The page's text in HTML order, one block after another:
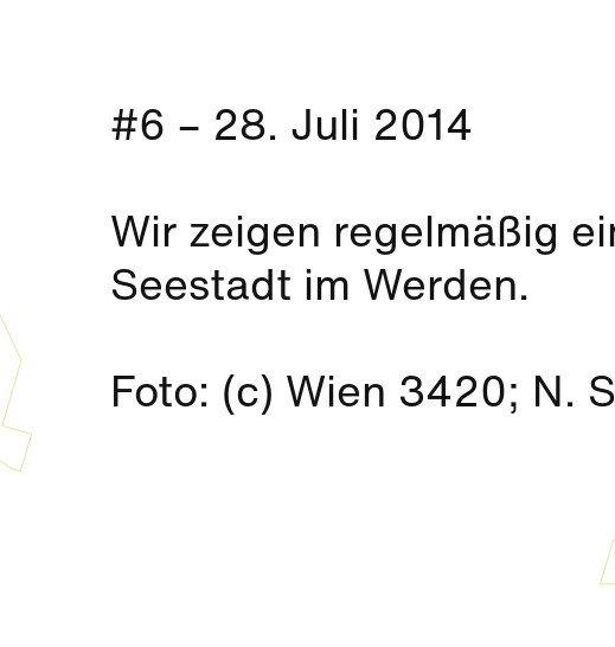
#6 – 28. Juli 2014
Wir zeigen regelmäßig
Seestadt im Werden.
Foto: (c) Wien 3420; N.